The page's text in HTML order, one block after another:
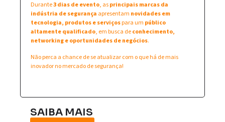
Durante3 dias de evento, asprincipais marcas da
indústria de segurança apresentam novidades em
tecnologia, produtos e serviçospara um público
altamente qualificado, em busca deconhecimento,
networking e oportunidades de negócios.
Não perca a chance de se atualizar com o que há de mais
inovador no mercado de segurança!
SAIBA MAIS